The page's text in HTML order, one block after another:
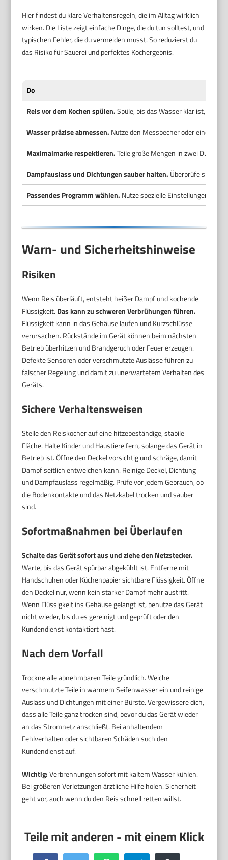
Hier findest du klare Verhaltensregeln, die im Alltag wirklich
wirken. Die Liste zeigt einfache Dinge, die du tun solltest, und
typischen Fehler, die du vermeiden musst. So reduzierst du
das Risiko für Sauerei und perfektes Kochergebnis.
Do
Reis vor dem Kochen spülen.Spüle, bis das Wasser klar ist, um
Wasser präzise abmessen. Nutze den Messbecher oder eine
Maximalmarke respektieren.Teile große Mengen in zwei
Dampfauslass und Dichtungen sauber halten. Überprüfe sie
Passendes Programm wählen. Nutze spezielle Einstellungen für
Warn- und Sicherheitshinweise
Risiken
Wenn Reis überläuft, entsteht heißer Dampf und kochende
Flüssigkeit. Das kann zu schweren Verbrühungen führen.
Flüssigkeit kann in das Gehäuse laufen und Kurzschlüsse
verursachen. Rückstände im Gerät können beim nächsten
Betrieb überhitzen und Brandgeruch oder Feuer erzeugen.
Defekte Sensoren oder verschmutzte Auslässe führen zu
falscher Regelung und damit zu unerwartetem Verhalten des
Geräts.
Sichere Verhaltensweisen
Stelle den Reiskocher auf eine hitzebeständige, stabile
Fläche. Halte Kinder und Haustiere fern, solange das Gerät in
Betrieb ist. Öffne den Deckel vorsichtig und schräge, damit
Dampf seitlich entweichen kann. Reinige Deckel, Dichtung
und Dampfauslass regelmäßig. Prüfe vor jedem Gebrauch, ob
die Bodenkontakte und das Netzkabel trocken und sauber
sind.
Sofortmaßnahmen bei Überlaufen
Schalte das Gerät sofort aus und ziehe den Netzstecker.
Warte, bis das Gerät spürbar abgekühlt ist. Entferne mit
Handschuhen oder Küchenpapier sichtbare Flüssigkeit. Öffne
den Deckel nur, wenn kein starker Dampf mehr austritt.
Wenn Flüssigkeit ins Gehäuse gelangt ist, benutze das Gerät
nicht wieder, bis du es gereinigt und geprüft oder den
Kundendienst kontaktiert hast.
Nach dem Vorfall
Trockne alle abnehmbaren Teile gründlich. Weiche
verschmutzte Teile in warmem Seifenwasser ein und reinige
Auslass und Dichtungen mit einer Bürste. Vergewissere dich,
dass alle Teile ganz trocken sind, bevor du das Gerät wieder
an das Stromnetz anschließt. Bei anhaltendem
Fehlverhalten oder sichtbaren Schäden such den
Kundendienst auf.
Wichtig:Verbrennungen sofort mit kaltem Wasser kühlen.
Bei größeren Verletzungen ärztliche Hilfe holen. Sicherheit
geht vor, auch wenn du den Reis schnell retten willst.